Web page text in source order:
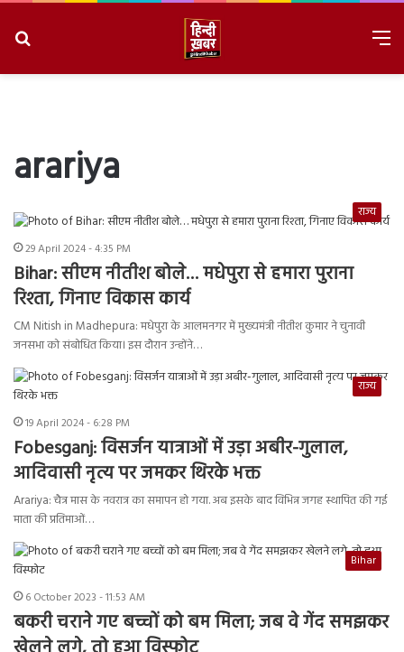
arariya
राज्य
29 April 2024 - 4:35 PM
Bihar: सीएम नीतीश बोले… मधेपुरा से हमारा पुराना
रिश्ता, गिनाए विकास कार्य
CM Nitish in Madhepura: मधेपुरा के आलमनगर में मुख्यमंत्री नीतीश कुमार ने चुनावी
जनसभा को संबोधित किया। इस दौरान उन्होंने…
राज्य
19 April 2024 - 6:28 PM
Fobesganj: विसर्जन यात्राओं में उड़ा अबीर-गुलाल,
आदिवासी नृत्य पर जमकर थिरके भक्त
Arariya: चैत्र मास के नवरात्र का समापन हो गया. अब इसके बाद विभिन्न जगह स्थापित की गई
माता की प्रतिमाओं…
Bihar
6 October 2023 - 11:53 AM
बकरी चराने गए बच्चों को बम मिला; जब वे गेंद समझकर